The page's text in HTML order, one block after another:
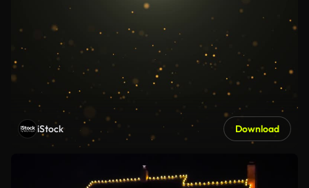
iStock Download